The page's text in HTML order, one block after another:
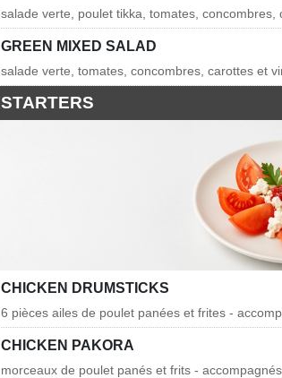
salade verte, poulet tikka, tomates, concombres,
GREEN MIXED SALAD
salade verte, tomates, concombres, carottes et
STARTERS
CHICKEN DRUMSTICKS
6 pièces ailes de poulet panées et frites -
CHICKEN PAKORA
morceaux de poulet panés et frits -